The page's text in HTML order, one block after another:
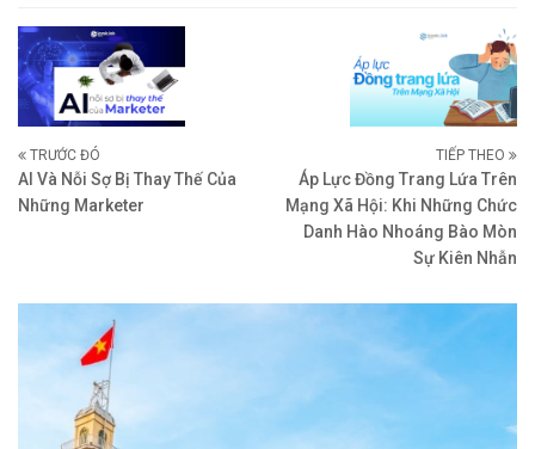
TRƯỚC ĐÓ
AI Và Nỗi Sợ Bị Thay Thế Của
Những Marketer
TIẾP THEO
Áp Lực Đồng Trang Lứa Trên
Mạng Xã Hội: Khi Những Chức
Danh Hào Nhoáng Bào Mòn
Sự Kiên Nhẫn